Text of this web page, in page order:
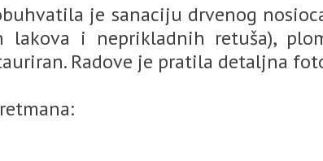
je sanaciju drvenog
lakova i neprikladnih retuša),
Radove je pratila detaljna